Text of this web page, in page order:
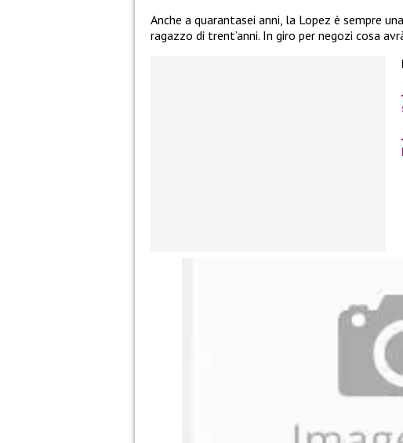
Anche a quarantasei anni, la Lopez è sempre
ragazzo di trent’anni. In giro per negozi cosa